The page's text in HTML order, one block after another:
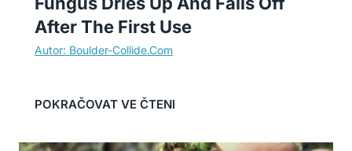
After The First Use